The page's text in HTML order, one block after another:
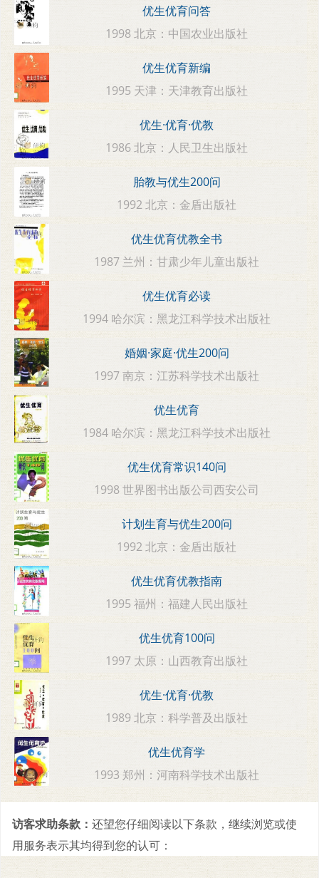
优生优育问答
1998 北京：中国农业出版社
优生优育新编
1995 天津：天津教育出版社
优生·优育·优教
1986 北京：人民卫生出版社
胎教与优生200问
1992 北京：金盾出版社
优生优育优教全书
1987 兰州：甘肃少年儿童出版社
优生优育必读
1994 哈尔滨：黑龙江科学技术出版社
婚姻·家庭·优生200问
1997 南京：江苏科学技术出版社
优生优育
1984 哈尔滨：黑龙江科学技术出版社
优生优育常识140问
1998 世界图书出版公司西安公司
计划生育与优生200问
1992 北京：金盾出版社
优生优育优教指南
1995 福州：福建人民出版社
优生优育100问
1997 太原：山西教育出版社
优生·优育·优教
1989 北京：科学普及出版社
优生优育学
1993 郑州：河南科学技术出版社
访客求助条款： 还望您仔细阅读以下条款，继续浏览或使
用服务表示其均得到您的认可：